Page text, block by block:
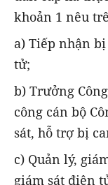
khoản 1 nêu
a) Tiếp nhận
tử;
b) Trưởng
công cán bộ
sát, hỗ trợ bị
c) Quản lý,
giám sát điện